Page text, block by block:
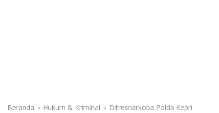
Beranda Hukum & Kriminal
Ditresnarkoba Polda Kepri